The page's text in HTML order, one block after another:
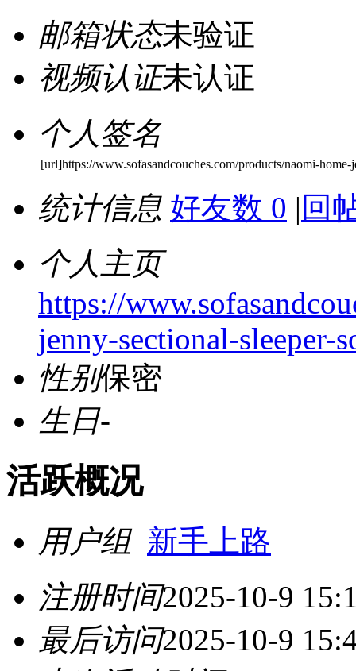
邮箱状态未验证
视频认证未认证
个人签名
[url]https://www.sofasandcouches.com/products/naomi-home-
统计信息 好友数 0 | 回
个人主页
https://
jenny-sectional-sleeper-
性别保密
生日-
活跃概况
用户组 新手上路
注册时间2025-10-9
最后访问2025-10-9